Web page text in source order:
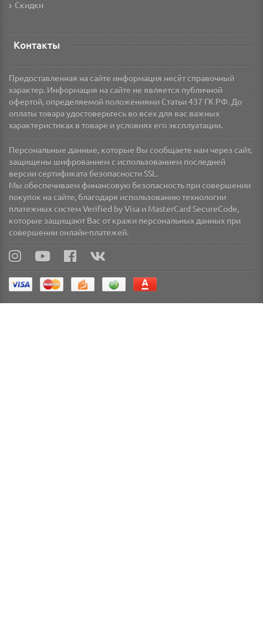
Скидки
Контакты
Предоставленная на сайте информация несёт справочный
характер. Информация на сайте не является публичной
офертой, определяемой положениями Статьи 437 ГК РФ. До
оплаты товара удостоверьтесь во всех для вас важных
характеристиках в товаре и условиях его эксплуатации.
Персональные данные, которые Вы сообщаете нам через сайт,
защищены шифрованием с использованием последней
версии сертификата безопасности SSL.
Мы обеспечиваем финансовую безопасность при совершении
покупок на сайте, благодаря использованию технологии
платежных систем Verified by Visa и MasterCard SecureCode,
которые защищают Вас от кражи персональных данных при
совершении онлайн-платежей.